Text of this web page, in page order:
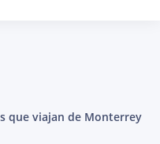
que viajan de Monterrey